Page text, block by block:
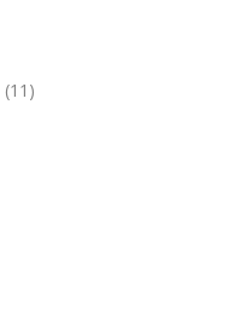
(11)